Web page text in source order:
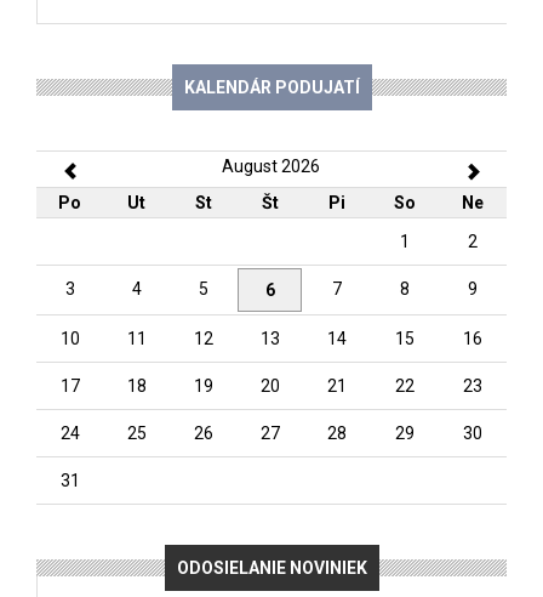
KALENDÁR PODUJATÍ
August 2026
Po
Ut St Št Pi So
Ne
1
2
3 4 5 6 7 8 9
10 11 12 13 14 15 16
17 18 19 20 21 22 23
24 25 26 27 28 29 30
31
ODOSIELANIE NOVINIEK